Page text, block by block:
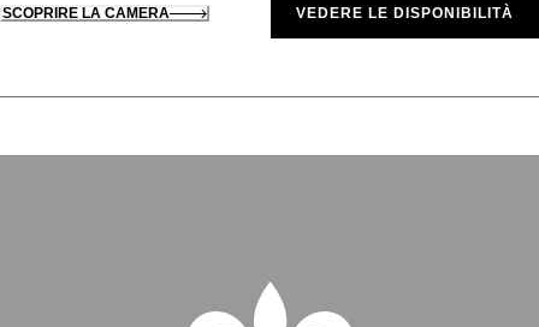
SCOPRIRE LA CAMERA VEDERE LE DISPONIBILITÀ